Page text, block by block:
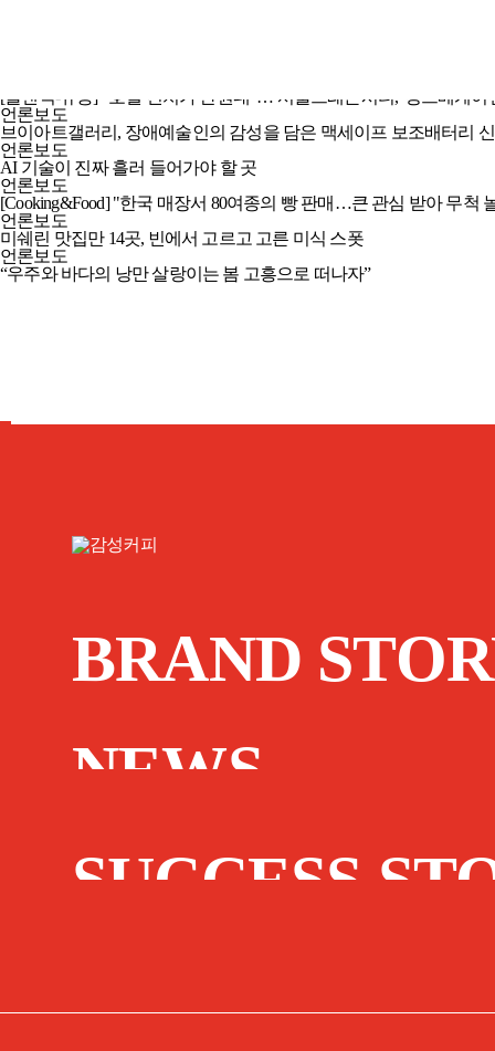
[플맨픽-유통] "호텔 런치가 만원대"… 서울드래곤시티, '킹스베케이
언론보도
브이아트갤러리, 장애예술인의 감성을 담은 맥세이프 보조배터리
언론보도
AI 기술이 진짜 흘러 들어가야 할 곳
언론보도
[Cooking&Food] "한국 매장서 80여종의 빵 판매…큰 관심 받아 무척
언론보도
미쉐린 맛집만 14곳, 빈에서 고르고 고른 미식 스폿
언론보도
“우주와 바다의 낭만 살랑이는 봄 고흥으로 떠나자”
BRAND
NEWS
SUCCESS